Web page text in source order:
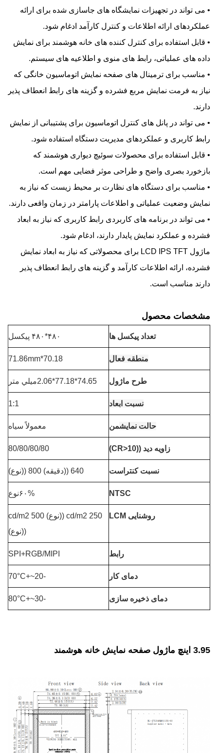
• می تواند در تجهیزات نمایشگاه های جاسازی شده برای ارائه
عملکردهای ارائه اطلاعات و کنترل کارآمد ادغام شود.
• قابل استفاده برای کنترل کننده های خانه هوشمند برای نمایش
داده های عملیاتی، رابط های منوی و اطلاعیه های سیستم.
• مناسب برای ترمینال های صفحه نمایش اتوماسیون خانگی که
نیاز به فرمت نمایش مربع فشرده و گزینه های رابط انعطاف پذیر
دارند.
• می تواند در پانل های کنترل اتوماسیون برای پشتیبانی از نمایش
رابط کاربری و عملکردهای مدیریت دستگاه استفاده شود.
• قابل استفاده برای محصولات سوئیچ دیواری هوشمند که
بازخورد بصری واضح و طراحی موثر فضایی مهم است.
• مناسب برای دستگاه های نظارت بر محیط زیست که نیاز به
نمایش وضعیت عملیاتی و اطلاعات پارامتر در زمان واقعی دارند.
• می تواند در برنامه های کاربردی رابط کاربری که نیاز به ابعاد
فشرده و عملکرد نمایش پایدار دارند، ادغام شود.
ماژول LCD IPS TFT برای محصولاتی که نیاز به ابعاد نمایش
فشرده، ارائه اطلاعات کارآمد و گزینه های رابط انعطاف پذیر
دارند مناسب است.
مشخصات محصول
تعداد پیکسل ها ۴۸۰*۴۸۰ پیکسل
منطقه فعال 70.18*71.86mm
طرح ماژول 74.65*77.18*2.06ميلي متر
نسبت ابعاد 1:1
حالت نمایشمن معمولاً سياه
زاویه دید ((CR>10) 80/80/80/80
نسبت کنتراست 640 ((دقيقه) 800 ((نوع)
NTSC ۶۰%نوع
روشنایی LCM
250 cd/m2 ((نوع) 500 cd/m2
((نوع)
رابط SPI+RGB/MIPI
دمای کار -20~+70°C
دمای ذخیره سازی -30~+80°C
3.95 اینچ ماژول صفحه نمایش خانه هوشمند